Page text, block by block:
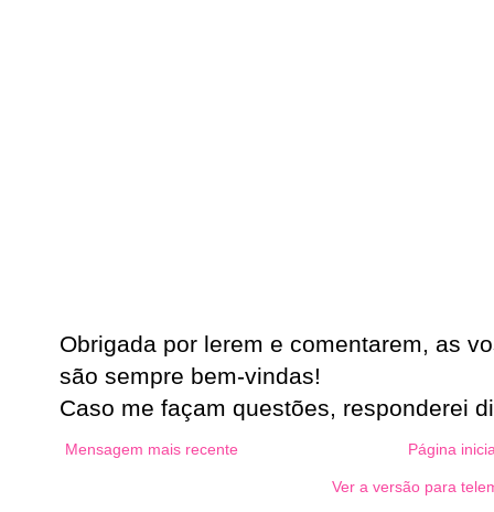
Obrigada por lerem e comentarem, as
são sempre bem-vindas!
Caso me façam questões, responderei
Mensagem mais recente Página
Ver a versão para